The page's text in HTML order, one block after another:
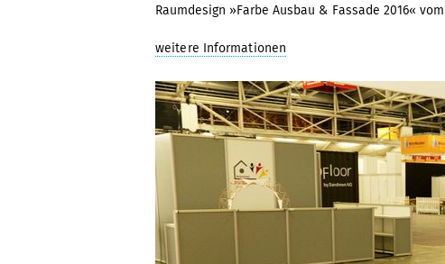
Raumdesign »Farbe Ausbau & Fassade 2016«
weitere Informationen